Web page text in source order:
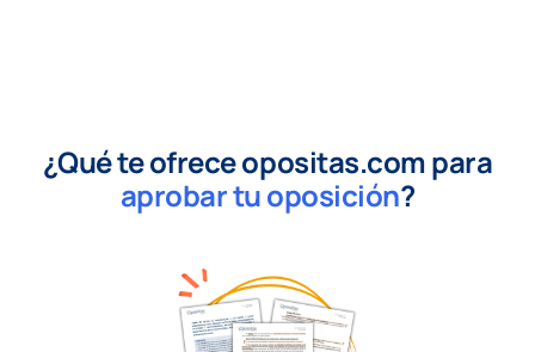
¿Qué te ofrece opositas.com para
aprobar tu oposición?